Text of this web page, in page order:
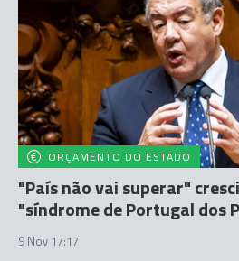
ORÇAMENTO DO ESTADO
"País não vai superar"
"síndrome de Portugal dos
9 Nov 17:17